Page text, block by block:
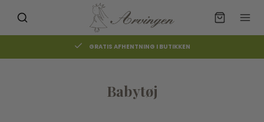
GRATIS AFHENTNING I BUTIKKEN
Babytøj